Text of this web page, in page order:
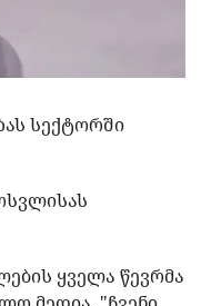
სექტორში
ყველა წევრმა